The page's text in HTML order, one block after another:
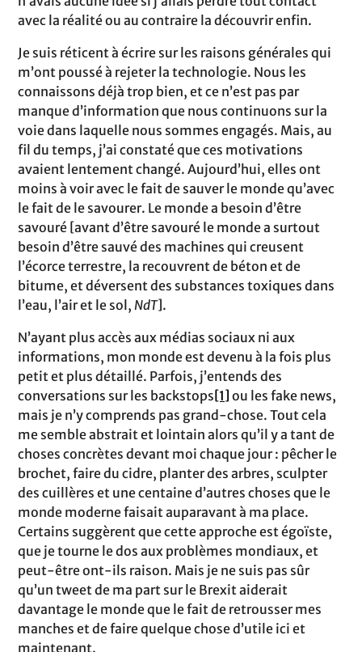
avec la réalité ou au contraire la découvrir enfin.
Je suis réticent à écrire sur les raisons générales qui
m’ont poussé à rejeter la technologie. Nous les
connaissons déjà trop bien, et ce n’est pas par
manque d’information que nous continuons sur la
voie dans laquelle nous sommes engagés. Mais, au
fil du temps, j’ai constaté que ces motivations
avaient lentement changé. Aujourd’hui, elles ont
moins à voir avec le fait de sauver le monde qu’avec
le fait de le savourer. Le monde a besoin d’être
savouré [avant d’être savouré le monde a surtout
besoin d’être sauvé des machines qui creusent
l’écorce terrestre, la recouvrent de béton et de
bitume, et déversent des substances toxiques dans
l’eau, l’air et le sol, NdT].
N’ayant plus accès aux médias sociaux ni aux
informations, mon monde est devenu à la fois plus
petit et plus détaillé. Parfois, j’entends des
conversations sur les backstops[1] ou les fake news,
mais je n’y comprends pas grand-chose. Tout cela
me semble abstrait et lointain alors qu’il y a tant de
choses concrètes devant moi chaque jour : pêcher le
brochet, faire du cidre, planter des arbres, sculpter
des cuillères et une centaine d’autres choses que le
monde moderne faisait auparavant à ma place.
Certains suggèrent que cette approche est égoïste,
que je tourne le dos aux problèmes mondiaux, et
peut-être ont-ils raison. Mais je ne suis pas sûr
qu’un tweet de ma part sur le Brexit aiderait
davantage le monde que le fait de retrousser mes
manches et de faire quelque chose d’utile ici et
maintenant.